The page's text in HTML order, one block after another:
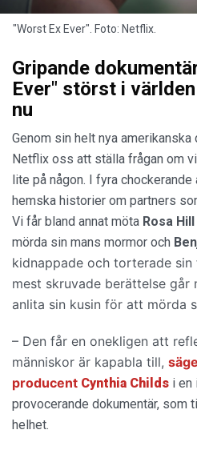
"Worst Ex Ever". Foto: Netflix.
Gripande
Ever" störst i
nu
Genom sin helt nya
Netflix oss att ställa frågan om
lite på någon. I fyra
hemska historier om partners
Vi får bland annat möta Rosa Hill
mörda sin mans mormor och
kidnappade och torterade sin
mest skruvade berättelse går
anlita sin kusin för att mörda
– Den får en onekligen att
människor är kapabla till,
producent Cynthia Childs i en
provocerande dokumentär, som
helhet.